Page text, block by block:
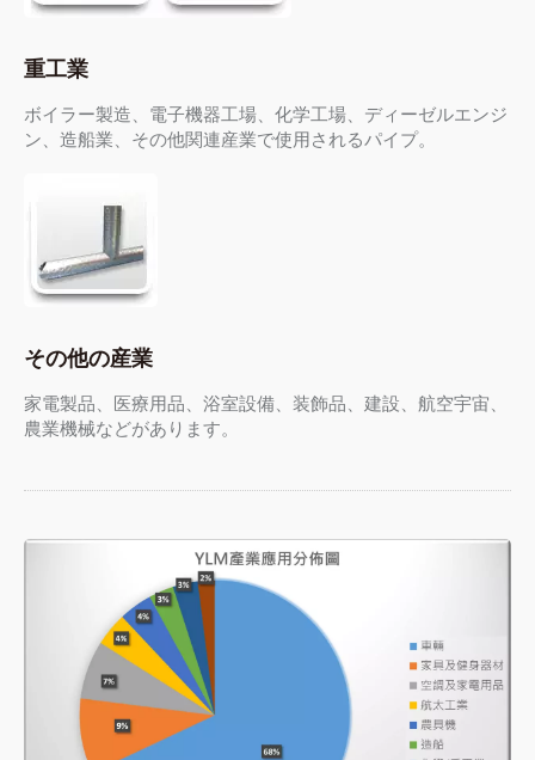
重工業
ボイラー製造、電子機器工場、化学工場、ディーゼルエンジ
ン、造船業、その他関連産業で使用されるパイプ。
その他の産業
家電製品、医療用品、浴室設備、装飾品、建設、航空宇宙、
農業機械などがあります。